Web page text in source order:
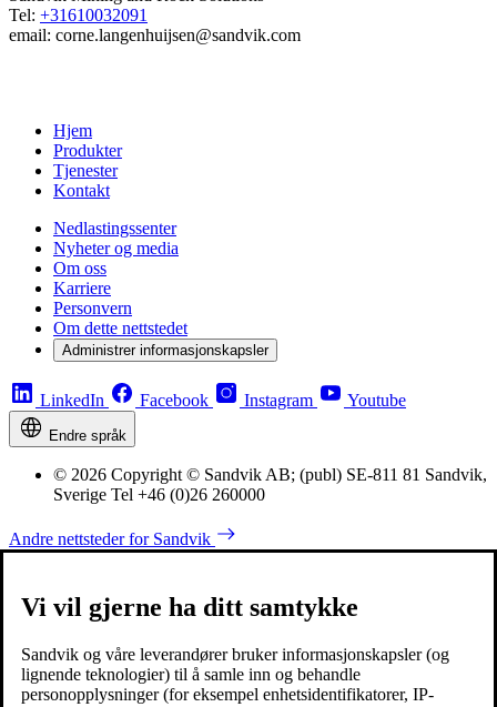
Tel: +31610032091
email: corne.langenhuijsen@sandvik.com
Hjem
Produkter
Tjenester
Kontakt
Nedlastingssenter
Nyheter og media
Om oss
Karriere
Personvern
Om dette nettstedet
Administrer informasjonskapsler
LinkedIn Facebook Instagram Youtube
Endre språk
© 2026 Copyright © Sandvik AB; (publ) SE-811 81 Sandvik,
Sverige Tel +46 (0)26 260000
Andre nettsteder for Sandvik
Vi vil gjerne ha ditt samtykke
Sandvik og våre leverandører bruker informasjonskapsler (og
lignende teknologier) til å samle inn og behandle
personopplysninger (for eksempel enhetsidentifikatorer, IP-